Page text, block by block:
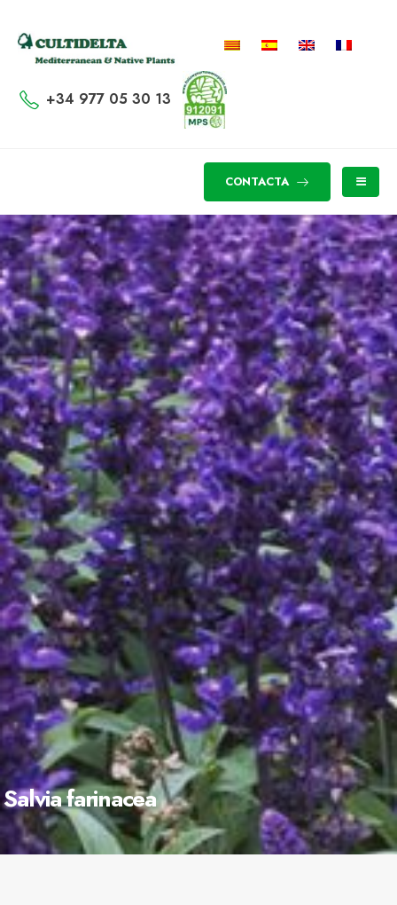
+34 977 05 30 13
CONTACTA
Salvia farinacea